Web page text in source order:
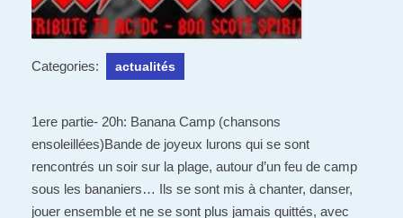
Categories: actualités
1ere partie- 20h: Banana Camp (chansons
ensoleillées)Bande de joyeux lurons qui se sont
rencontrés un soir sur la plage, autour d’un feu de camp
sous les bananiers… Ils se sont mis à chanter, danser,
jouer ensemble et ne se sont plus jamais quittés, avec